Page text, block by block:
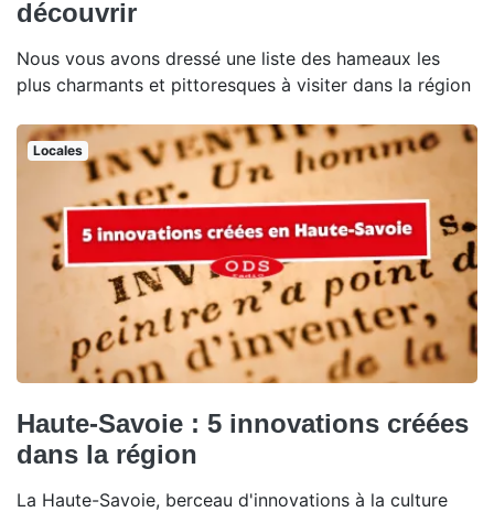
découvrir
Nous vous avons dressé une liste des hameaux les
plus charmants et pittoresques à visiter dans la région
Locales
Haute-Savoie : 5 innovations créées
dans la région
La Haute-Savoie, berceau d'innovations à la culture